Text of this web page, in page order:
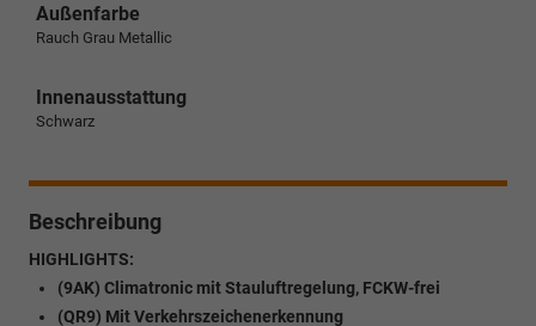
Außenfarbe
Rauch Grau Metallic
Innenausstattung
Schwarz
Beschreibung
HIGHLIGHTS:
(9AK) Climatronic mit Stauluftregelung, FCKW-frei
(QR9) Mit Verkehrszeichenerkennung